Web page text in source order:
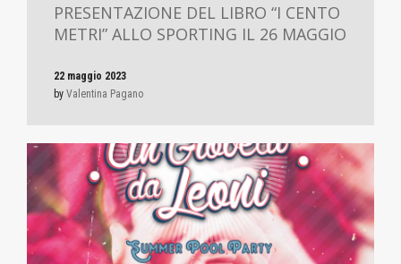
PRESENTAZIONE DEL LIBRO “I CENTO
METRI” ALLO SPORTING IL 26 MAGGIO
22 maggio 2023
by Valentina Pagano